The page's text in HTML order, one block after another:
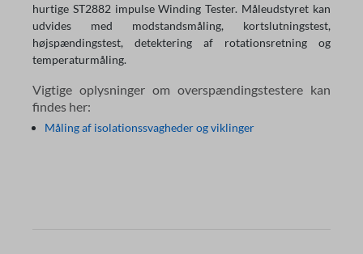
hurtige ST2882 impulse Winding Tester. Måleudstyret kan
udvides med modstandsmåling, kortslutningstest,
højspændingstest, detektering af rotationsretning og
temperaturmåling.
Vigtige oplysninger om overspændingstestere kan
findes her:
Måling af isolationssvagheder og viklinger